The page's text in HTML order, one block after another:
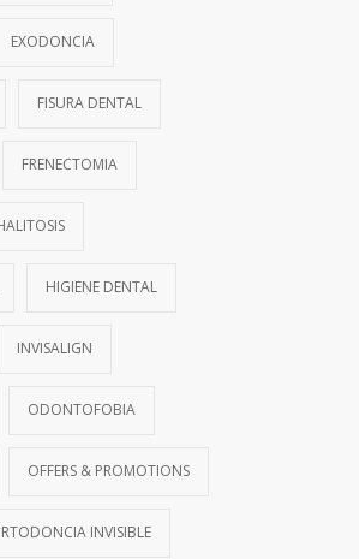
EXODONCIA
FISURA DENTAL
FRENECTOMIA
HIGIENE DENTAL
INVISALIGN
ODONTOFOBIA
OFFERS & PROMOTIONS
INVISIBLE